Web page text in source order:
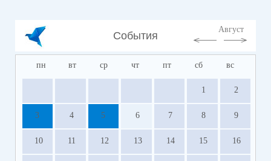
События
Август
пн вт ср чт пт сб вс
1 2
3 4 5 6 7 8 9
10 11 12 13 14 15 16